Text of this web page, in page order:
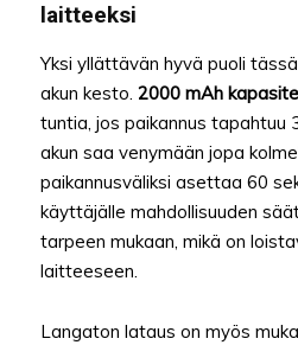
laitteeksi
Yksi yllättävän hyvä puoli
akun kesto. 2000 mAh
tuntia, jos paikannus tapahtuu
akun saa venymään jopa
paikannusväliksi asettaa 60
käyttäjälle mahdollisuuden
tarpeen mukaan, mikä on
laitteeseen.
Langaton lataus on myös